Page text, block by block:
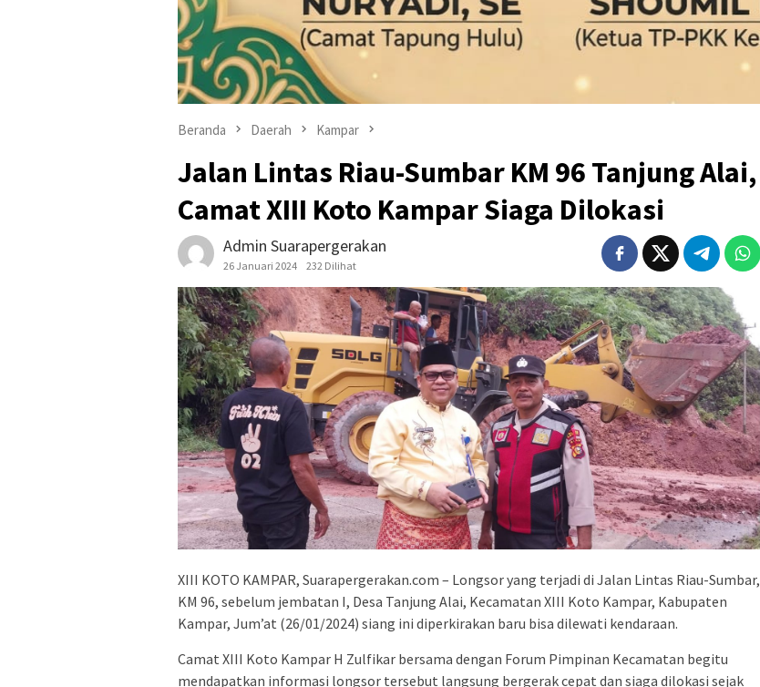
Beranda Daerah Kampar
Jalan Lintas Riau-Sumbar KM 96 Tanjung Alai,
Camat XIII Koto Kampar Siaga Dilokasi
Admin Suarapergerakan
26 Januari 2024 232 Dilihat
XIII KOTO KAMPAR, Suarapergerakan.com – Longsor yang terjadi di Jalan Lintas Riau-Sumbar,
KM 96, sebelum jembatan I, Desa Tanjung Alai, Kecamatan XIII Koto Kampar, Kabupaten
Kampar, Jum’at (26/01/2024) siang ini diperkirakan baru bisa dilewati kendaraan.
Camat XIII Koto Kampar H Zulfikar bersama dengan Forum Pimpinan Kecamatan begitu
mendapatkan informasi longsor tersebut langsung bergerak cepat dan siaga dilokasi sejak